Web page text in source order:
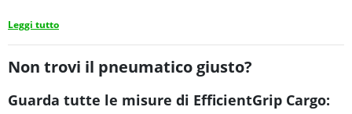
Leggi tutto
Non trovi il pneumatico giusto?
Guarda tutte le misure di EfficientGrip Cargo: